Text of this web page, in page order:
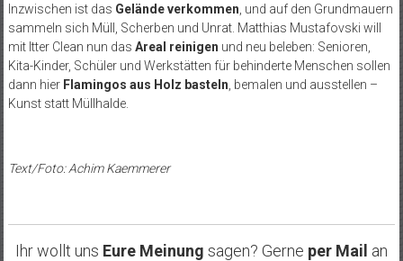
Inzwischen ist das Gelände verkommen , und auf den Grundmauern
sammeln sich Müll, Scherben und Unrat. Matthias Mustafovski will
mit Itter Clean nun das Areal reinigen und neu beleben: Senioren,
Kita-Kinder, Schüler und Werkstätten für behinderte Menschen sollen
dann hier Flamingos aus Holz basteln , bemalen und ausstellen –
Kunst statt Müllhalde.
Text/Foto: Achim Kaemmerer
Ihr wollt uns Eure Meinung sagen? Gerne per Mail an